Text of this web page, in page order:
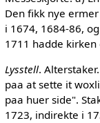
Den fikk nye
i 1674, 1684-86,
1711 hadde kirken
Lysstell.
paa at sette it
paa huer side".
1723, indirekte i